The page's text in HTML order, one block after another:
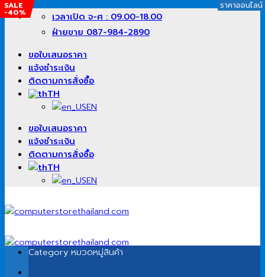
ข้าม
เนื้อหา
เวลาเปิด จ-ศ : 09.00-18.00
ฝ่ายขาย 087-984-2890
ขอใบเสนอราคา
แจ้งชำระเงิน
ติดตามการสั่งซื้อ
TH
EN
ขอใบเสนอราคา
แจ้งชำระเงิน
ติดตามการสั่งซื้อ
TH
EN
Category หมวดหมู่สินค้า
ราคาออนไลน์
SALE
-40%
ราคาออนไลน์
SALE
-17%
ราคาออนไลน์
SALE
-23%
ราคาออนไลน์
SALE
-20%
ราคาออนไลน์
SALE
-15%